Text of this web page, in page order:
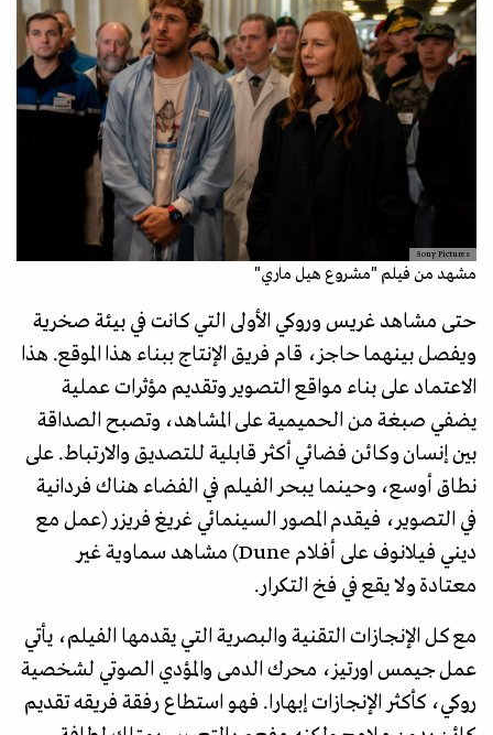
Sony Pictures
مشهد من فيلم "مشروع هيل ماري"
حتى مشاهد غريس وروكي الأولى التي كانت في بيئة صخرية
ويفصل بينهما حاجز، قام فريق الإنتاج ببناء هذا الموقع. هذا
الاعتماد على بناء مواقع التصوير وتقديم مؤثرات عملية
يضفي صبغة من الحميمية على المشاهد، وتصبح الصداقة
بين إنسان وكائن فضائي أكثر قابلية للتصديق والارتباط. على
نطاق أوسع، وحينما يبحر الفيلم في الفضاء هناك فردانية
في التصوير، فيقدم المصور السينمائي غريغ فريزر (عمل مع
ديني فيلانوف على أفلام Dune) مشاهد سماوية غير
معتادة ولا يقع في فخ التكرار.
مع كل الإنجازات التقنية والبصرية التي يقدمها الفيلم، يأتي
عمل جيمس اورتيز، محرك الدمى والمؤدي الصوتي لشخصية
روكي، كأكثر الإنجازات إبهارا. فهو استطاع رفقة فريقه تقديم